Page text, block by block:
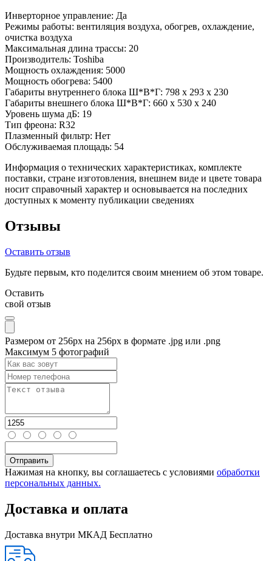
Инверторное управление: Да
Режимы работы: вентиляция воздуха, обогрев, охлаждение,
очистка воздуха
Максимальная длина трассы: 20
Производитель: Toshiba
Мощность охлаждения: 5000
Мощность обогрева: 5400
Габариты внутреннего блока Ш*В*Г: 798 x 293 x 230
Габариты внешнего блока Ш*В*Г: 660 x 530 x 240
Уровень шума дБ: 19
Тип фреона: R32
Плазменный фильтр: Нет
Обслуживаемая площадь: 54
Информация о технических характеристиках, комплекте
поставки, стране изготовления, внешнем виде и цвете товара
носит справочный характер и основывается на последних
доступных к моменту публикации сведениях
Отзывы
Оставить отзыв
Будьте первым, кто поделится своим мнением об этом товаре.
Оставить
свой отзыв
Размером от 256px на 256px в формате .jpg или .png
Максимум 5 фотографий
Нажимая на кнопку, вы соглашаетесь с условиями обработки
персональных данных.
Доставка и оплата
Доставка внутри МКАД Бесплатно